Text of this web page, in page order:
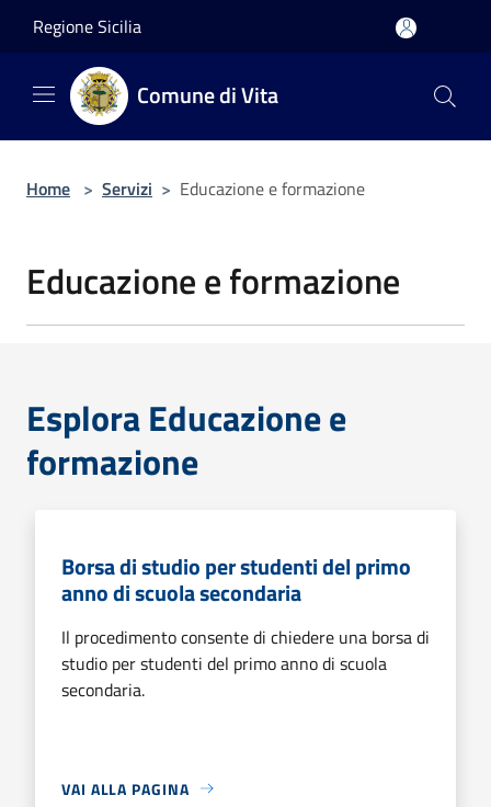
Regione Sicilia
Comune di Vita
Home > Servizi > Educazione e formazione
Educazione e formazione
Esplora Educazione e
formazione
Borsa di studio per studenti del primo
anno di scuola secondaria
Il procedimento consente di chiedere una borsa di
studio per studenti del primo anno di scuola
secondaria.
VAI ALLA PAGINA